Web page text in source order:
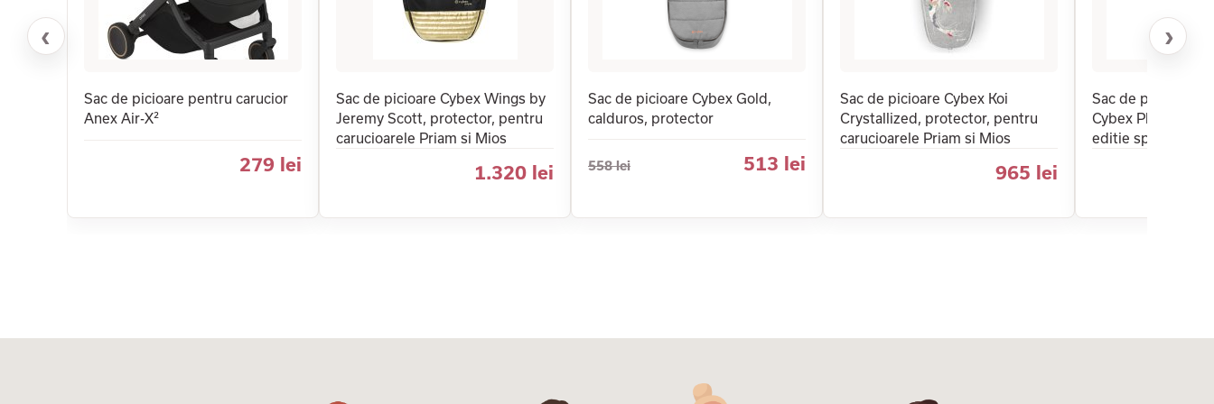
‹
Sac de picioare pentru carucior
Anex Air-X²
279 lei
Sac de picioare Cybex Wings by
Jeremy Scott, protector, pentru
carucioarele Priam si Mios
1.320 lei
Sac de picioare Cybex Gold,
calduros, protector
558 lei 513 lei
Sac de picioare Cybex Koi
Crystallized, protector, pentru
carucioarele Priam si Mios
965 lei
Sac de picioare
Cybex Platinum
editie speciala,
›